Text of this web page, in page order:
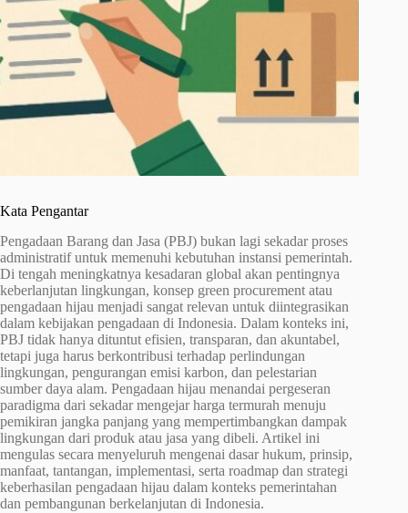
Kata Pengantar
Pengadaan Barang dan Jasa (PBJ) bukan lagi sekadar proses
administratif untuk memenuhi kebutuhan instansi pemerintah.
Di tengah meningkatnya kesadaran global akan pentingnya
keberlanjutan lingkungan, konsep green procurement atau
pengadaan hijau menjadi sangat relevan untuk diintegrasikan
dalam kebijakan pengadaan di Indonesia. Dalam konteks ini,
PBJ tidak hanya dituntut efisien, transparan, dan akuntabel,
tetapi juga harus berkontribusi terhadap perlindungan
lingkungan, pengurangan emisi karbon, dan pelestarian
sumber daya alam. Pengadaan hijau menandai pergeseran
paradigma dari sekadar mengejar harga termurah menuju
pemikiran jangka panjang yang mempertimbangkan dampak
lingkungan dari produk atau jasa yang dibeli. Artikel ini
mengulas secara menyeluruh mengenai dasar hukum, prinsip,
manfaat, tantangan, implementasi, serta roadmap dan strategi
keberhasilan pengadaan hijau dalam konteks pemerintahan
dan pembangunan berkelanjutan di Indonesia.